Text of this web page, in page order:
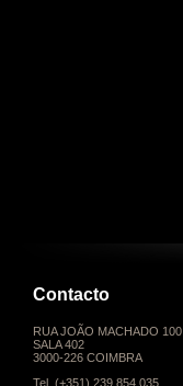
Contacto
RUA JOÃO MACHADO 100
SALA 402
3000-226 COIMBRA
Tel. (+351) 239 854 035